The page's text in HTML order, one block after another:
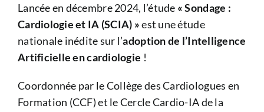
Lancée en décembre 2024, l’étude « Sondage :
Cardiologie et IA (SCIA) »est une étude
nationale inédite sur l’adoption de l’Intelligence
Artificielle en cardiologie !
Coordonnée par le Collège des Cardiologues en
Formation (CCF) et le Cercle Cardio-IA de la